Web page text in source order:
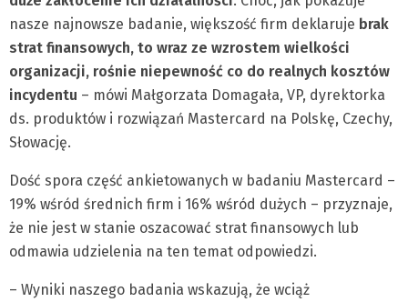
nasze najnowsze badanie, większość firm deklaruje brak
strat finansowych, to wraz ze wzrostem wielkości
organizacji, rośnie niepewność co do realnych kosztów
incydentu – mówi Małgorzata Domagała, VP, dyrektorka
ds. produktów i rozwiązań Mastercard na Polskę, Czechy,
Słowację.
Dość spora część ankietowanych w badaniu Mastercard –
19% wśród średnich firm i 16% wśród dużych – przyznaje,
że nie jest w stanie oszacować strat finansowych lub
odmawia udzielenia na ten temat odpowiedzi.
– Wyniki naszego badania wskazują, że wciąż